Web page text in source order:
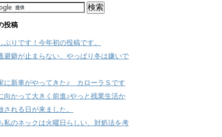
投稿
ぶりです！今年初の投稿です。
避癖が止まらない、やっぱり冬は嫌いで
に新車がやってきた♪ カローラＳです
向かって大きく前進♪やっと残業生活か
される日が来ました。
私のネックは火曜日らしい、対処法を考